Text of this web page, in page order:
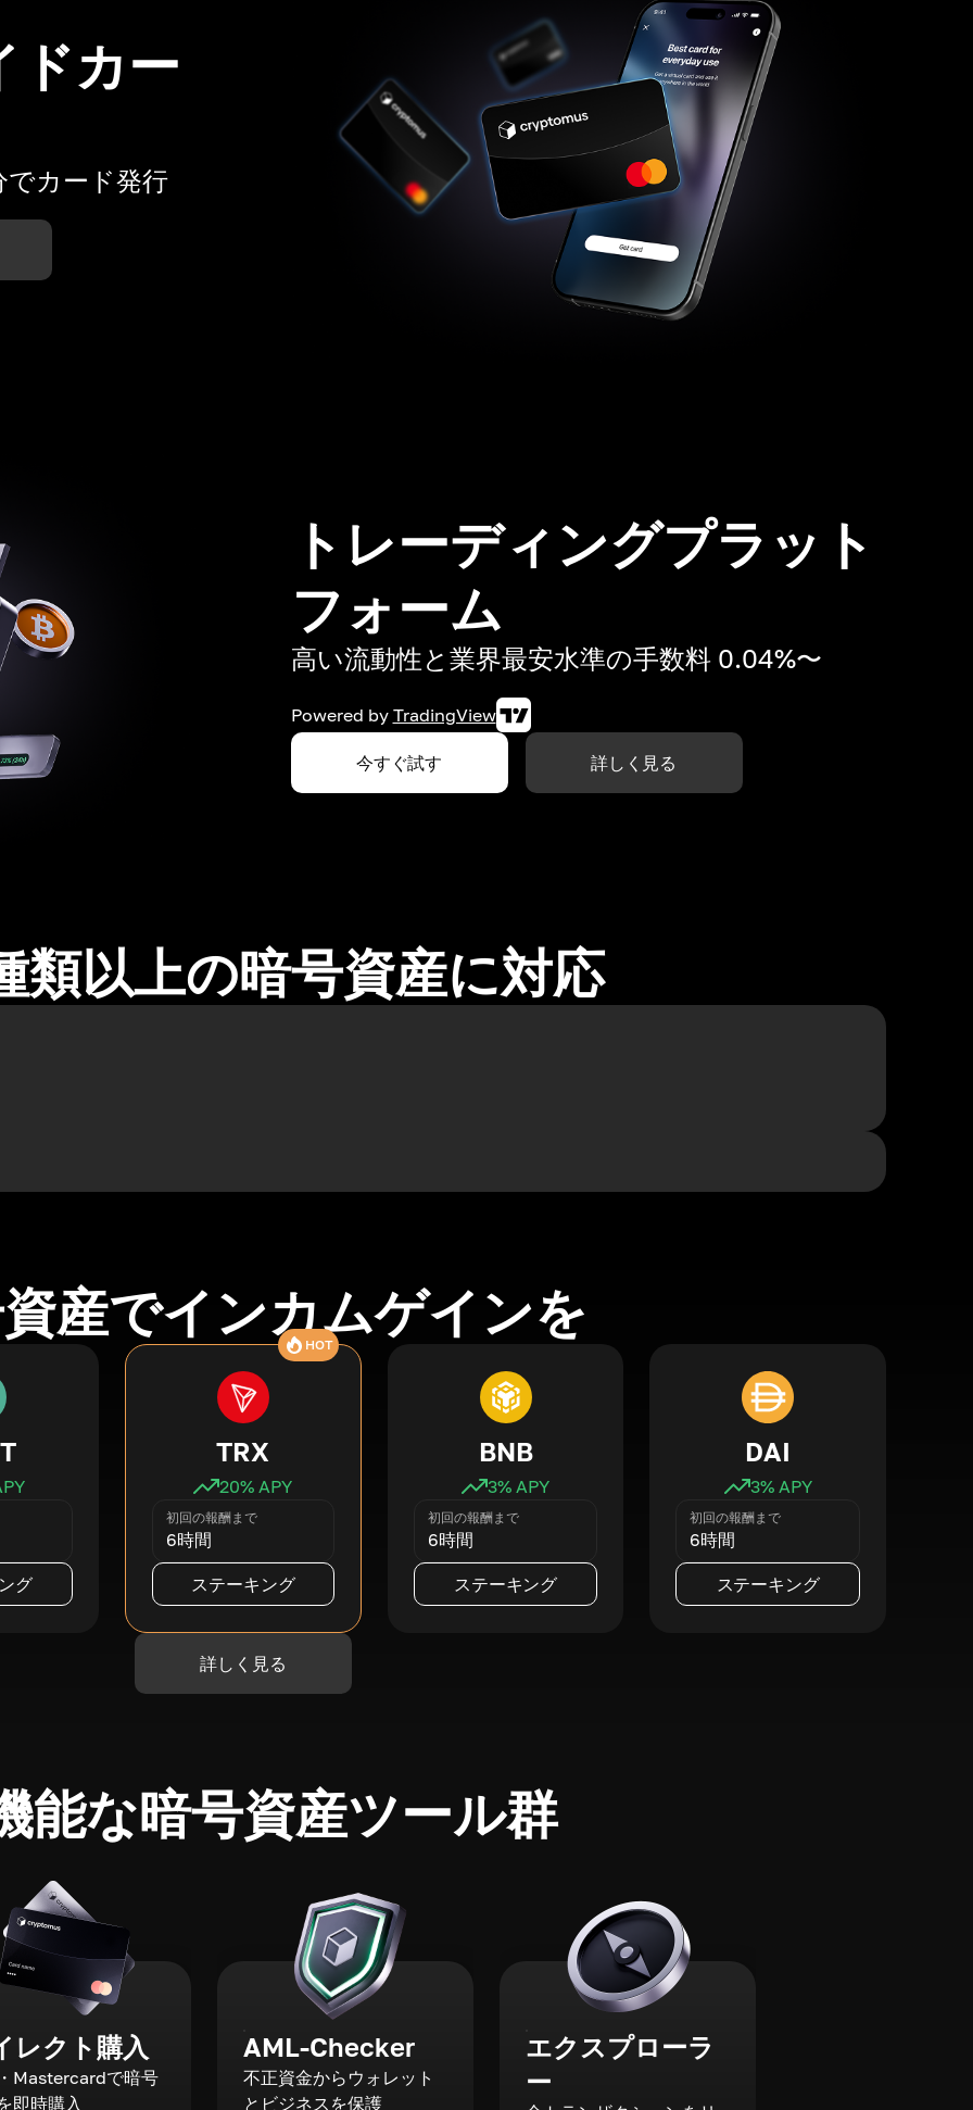
ドカー
でカード発行
トレーディングプラット
フォーム
高い流動性と業界最安水準の手数料 0.04%〜
Powered by TradingView
今すぐ試す 詳しく見る
類以上の暗号資産に対応
産でインカムゲインを
グ
HOT
TRX
20% APY
初回の報酬まで
6時間
ステーキング
BNB
3% APY
初回の報酬まで
6時間
ステーキング
DAI
3% APY
初回の報酬まで
6時間
ステーキング
詳しく見る
能な暗号資産ツール群
レクト購入
Mastercardで暗号
即時購入
AML-Checker
不正資金からウォレット
とビジネスを保護
エクスプローラ
ー